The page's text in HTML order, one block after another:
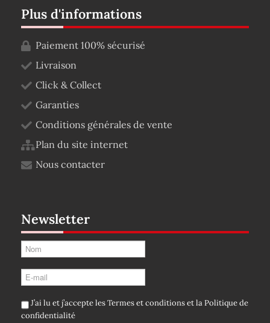
Plus d'informations
Paiement 100% sécurisé
Livraison
Click & Collect
Garanties
Conditions générales de vente
Plan du site internet
Nous contacter
Newsletter
J’ai lu et j’accepte lesTermes et conditionset laPolitique de
confidentialité